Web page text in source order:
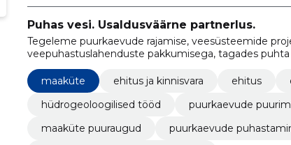
Puhas vesi. Usaldusväärne partnerlus.
Tegeleme puurkaevude rajamise, veesüsteemide
veepuhastuslahenduste pakkumisega, tagades
ja kvaliteedi klientidele.
maaküte
ehitus ja kinnisvara ehitus
hüdrogeoloogilised tööd
puurkaevude
maaküte puuraugud
puurkaevude